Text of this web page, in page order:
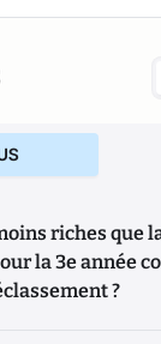
riches que
la 3e année
?